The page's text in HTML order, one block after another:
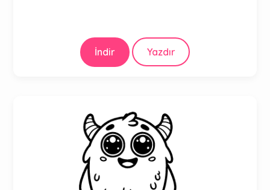
İndir Yazdır